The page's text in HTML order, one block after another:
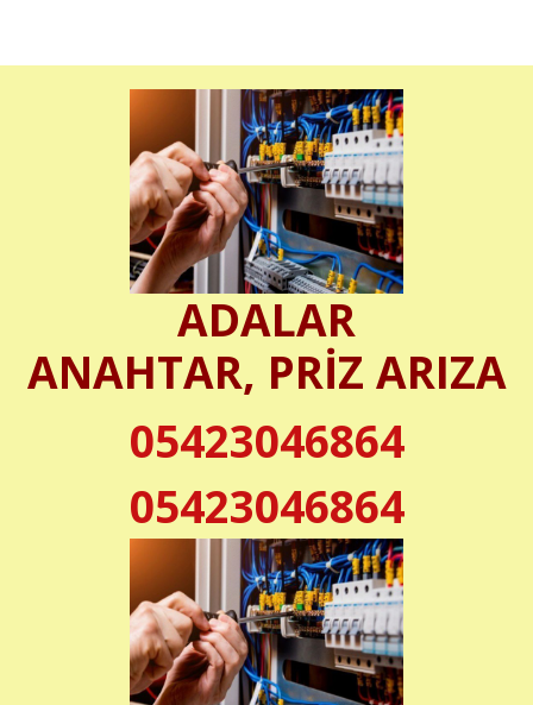
ADALAR
ANAHTAR, PRİZ ARIZA
05423046864
05423046864